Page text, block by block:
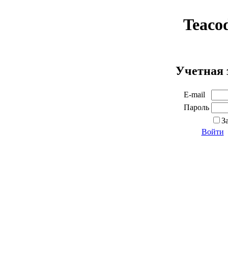
Учетная
E-mail
Пароль
Войти